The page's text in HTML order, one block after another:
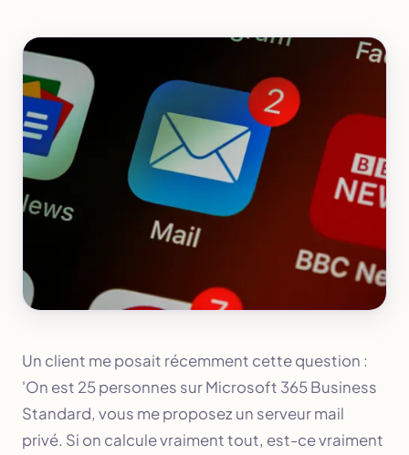
Un client me posait récemment cette question :
'On est 25 personnes sur Microsoft 365 Business
Standard, vous me proposez un serveur mail
privé. Si on calcule vraiment tout, est-ce vraiment